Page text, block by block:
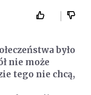
było
nie może
tego nie chcą,